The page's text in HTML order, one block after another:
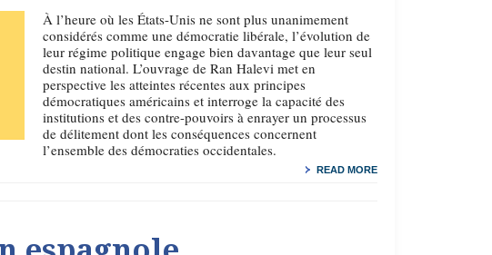
À l’heure où les États-Unis ne sont plus unanimement
considérés comme une démocratie libérale, l’évolution de
leur régime politique engage bien davantage que leur seul
destin national. L’ouvrage de Ran Halevi met en
perspective les atteintes récentes aux principes
démocratiques américains et interroge la capacité des
institutions et des contre-pouvoirs à enrayer un processus
de délitement dont les conséquences concernent
l’ensemble des démocraties occidentales.
READ MORE